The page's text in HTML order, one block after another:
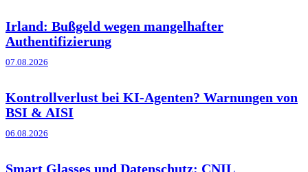
Irland: Bußgeld wegen mangelhafter
Authentifizierung
07.08.2026
Kontrollverlust bei KI-Agenten? Warnungen von
BSI & AISI
06.08.2026
Smart Glasses und Datenschutz: CNIL